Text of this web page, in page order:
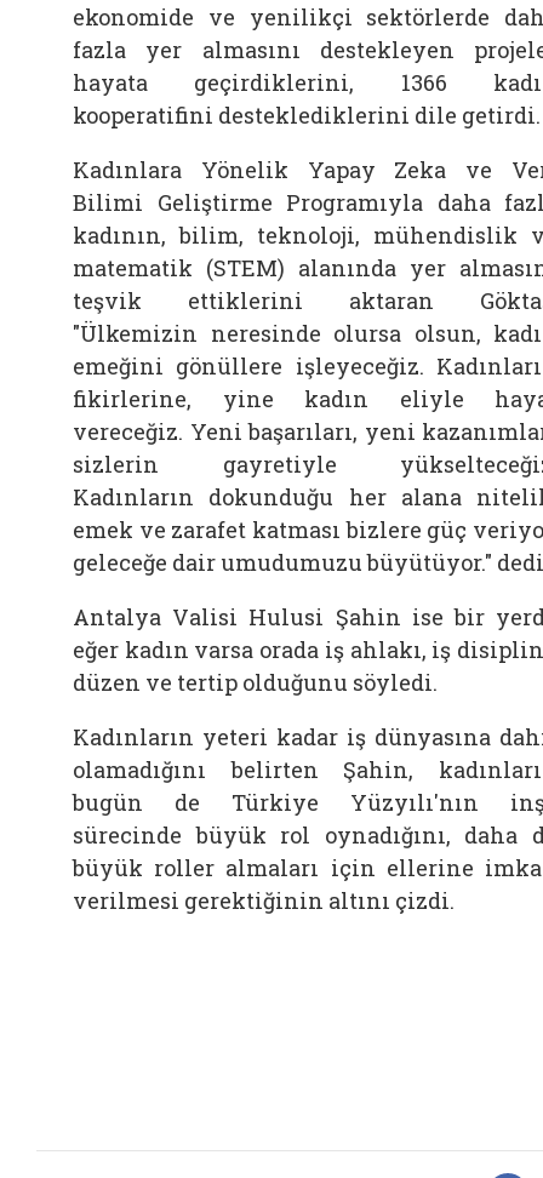
ekonomide ve yenilikçi sektörlerde
fazla yer almasını destekleyen
hayata geçirdiklerini, 1366
kooperatifini desteklediklerini dile getirdi.
Kadınlara Yönelik Yapay Zeka ve
Bilimi Geliştirme Programıyla daha
kadının, bilim, teknoloji, mühendislik
matematik (STEM) alanında yer
teşvik ettiklerini aktaran
"Ülkemizin neresinde olursa olsun,
emeğini gönüllere işleyeceğiz.
fikirlerine, yine kadın eliyle
vereceğiz. Yeni başarıları, yeni
sizlerin gayretiyle
Kadınların dokunduğu her alana
emek ve zarafet katması bizlere güç
geleceğe dair umudumuzu büyütüyor.​​​​​​​"
Antalya Valisi Hulusi Şahin ise bir
eğer kadın varsa orada iş ahlakı, iş
düzen ve tertip olduğunu söyledi.
Kadınların yeteri kadar iş dünyasına
olamadığını belirten Şahin,
bugün de Türkiye Yüzyılı'nın
sürecinde büyük rol oynadığını, daha
büyük roller almaları için ellerine
verilmesi gerektiğinin altını çizdi.